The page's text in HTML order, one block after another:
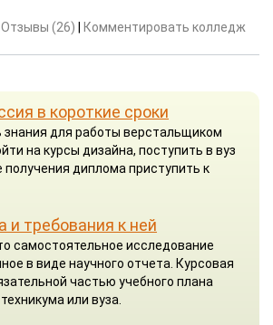
Отзывы (26)
Комментировать колледж
в короткие сроки
знания для работы верстальщиком
на курсы дизайна, поступить в вуз
диплома приступить к
и требования к ней
самостоятельное исследование
в виде научного отчета. Курсовая
частью учебного плана
или вуза.